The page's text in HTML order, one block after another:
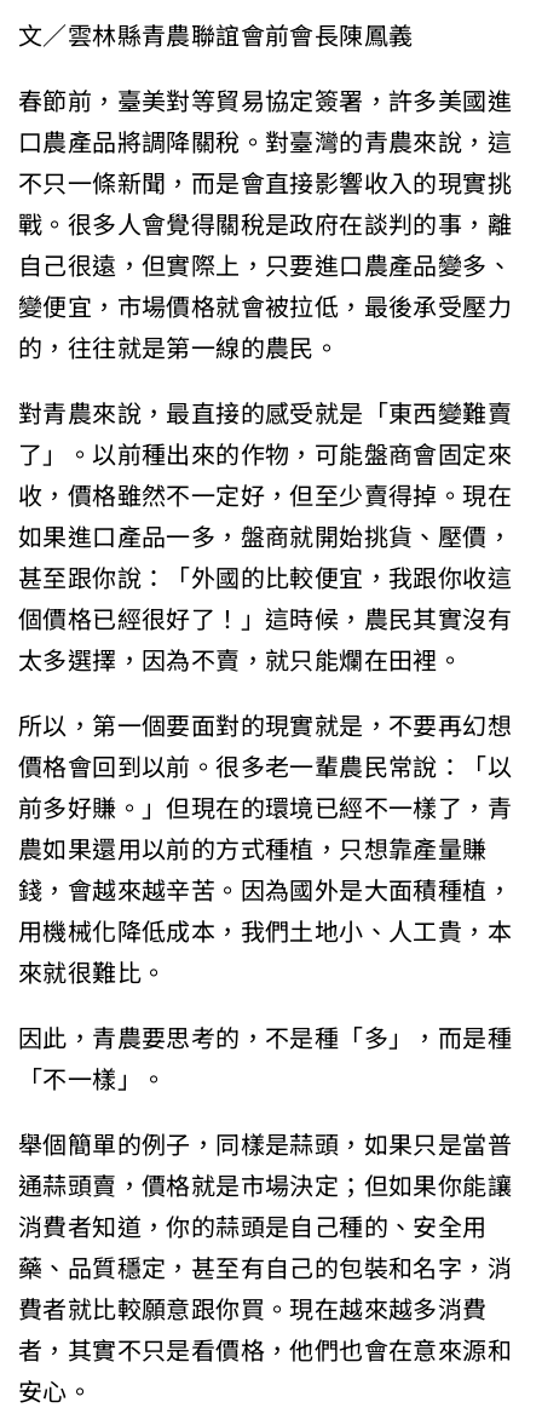
文／雲林縣青農聯誼會前會長陳鳳義
春節前，臺美對等貿易協定簽署，許多美國進
口農產品將調降關稅。對臺灣的青農來說，這
不只一條新聞，而是會直接影響收入的現實挑
戰。很多人會覺得關稅是政府在談判的事，離
自己很遠，但實際上，只要進口農產品變多、
變便宜，市場價格就會被拉低，最後承受壓力
的，往往就是第一線的農民。
對青農來說，最直接的感受就是「東西變難賣
了」。以前種出來的作物，可能盤商會固定來
收，價格雖然不一定好，但至少賣得掉。現在
如果進口產品一多，盤商就開始挑貨、壓價，
甚至跟你說：「外國的比較便宜，我跟你收這
個價格已經很好了！」這時候，農民其實沒有
太多選擇，因為不賣，就只能爛在田裡。
所以，第一個要面對的現實就是，不要再幻想
價格會回到以前。很多老一輩農民常說：「以
前多好賺。」但現在的環境已經不一樣了，青
農如果還用以前的方式種植，只想靠產量賺
錢，會越來越辛苦。因為國外是大面積種植，
用機械化降低成本，我們土地小、人工貴，本
來就很難比。
因此，青農要思考的，不是種「多」，而是種
「不一樣」。
舉個簡單的例子，同樣是蒜頭，如果只是當普
通蒜頭賣，價格就是市場決定；但如果你能讓
消費者知道，你的蒜頭是自己種的、安全用
藥、品質穩定，甚至有自己的包裝和名字，消
費者就比較願意跟你買。現在越來越多消費
者，其實不只是看價格，他們也會在意來源和
安心。